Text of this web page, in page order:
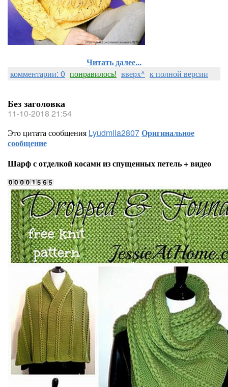
Читать далее...
комментарии: 0 понравилось! вверх^ к полной версии
Без заголовка
11-10-2018 21:54
Это цитата сообщения Lyudmila2807Оригинальное
сообщение
Шарф с отделкой косами из спущенных петель + видео